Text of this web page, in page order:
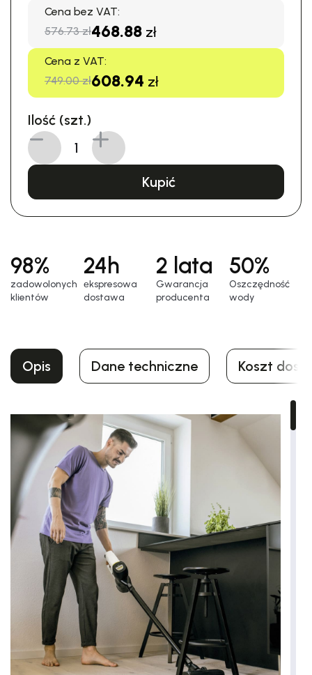
Cena bez VAT:
576.73 zł468.88 zł
Cena z VAT:
749.00 zł608.94 zł
Ilość (szt.)
Kupić
98%
zadowolonych
klientów
24h
еkspresowa
dostawa
2 lata
Gwarancja
producenta
50%
Oszczędność
wody
Opis Dane techniczne Koszt